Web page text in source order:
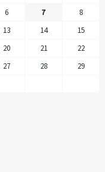
6 7
8
13 14
15
20 21
22
27 28
29